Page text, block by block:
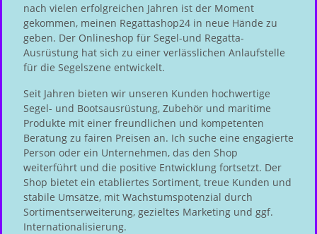
nach vielen erfolgreichen Jahren ist der Moment
gekommen, meinen Regattashop24 in neue Hände zu
geben. Der Onlineshop für Segel-und Regatta-
Ausrüstung hat sich zu einer verlässlichen Anlaufstelle
für die Segelszene entwickelt.
Seit Jahren bieten wir unseren Kunden hochwertige
Segel- und Bootsausrüstung, Zubehör und maritime
Produkte mit einer freundlichen und kompetenten
Beratung zu fairen Preisen an. Ich suche eine engagierte
Person oder ein Unternehmen, das den Shop
weiterführt und die positive Entwicklung fortsetzt. Der
Shop bietet ein etabliertes Sortiment, treue Kunden und
stabile Umsätze, mit Wachstumspotenzial durch
Sortimentserweiterung, gezieltes Marketing und ggf.
Internationalisierung.